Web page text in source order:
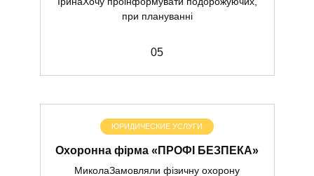
при плануванні
05
ЮРИДИЧЕСКИЕ УСЛУГИ
Охоронна фірма «ПРОФІ БЕЗПЕКА»
МиколаЗамовляли фізичну охорону